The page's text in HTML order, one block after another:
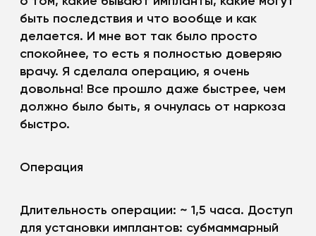
быть последствия и что вообще и как
делается. И мне вот так было просто
спокойнее, то есть я полностью доверяю
врачу. Я сделала операцию, я очень
довольна! Все прошло даже быстрее, чем
должно было быть, я очнулась от наркоза
быстро.
Операция
Длительность операции: ~ 1,5 часа. Доступ
для установки имплантов: субмаммарный